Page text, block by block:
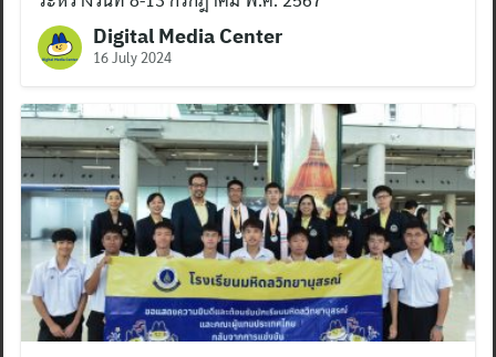
Digital Media Center
16 July 2024